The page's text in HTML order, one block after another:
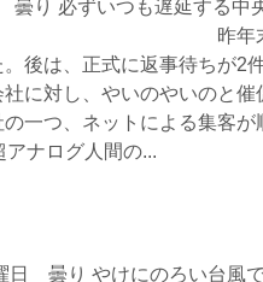
り 必ずいつも遅延する中
から続いた
後は、正式に返事待ちが2
に対し、やいのやいのと催
一つ、ネットによる集客が
ナログ人間の...
曇り やけにのろい台風で